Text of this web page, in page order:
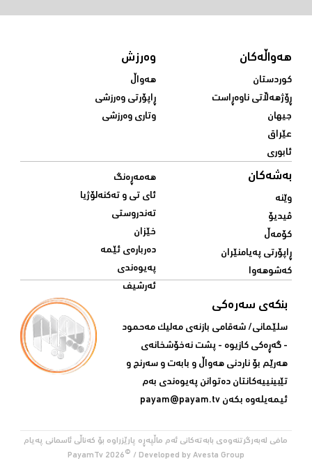
هەواڵەکان
کوردستان
ڕۆژهەڵاتی ناوەڕاست
جیهان
عێراق
ئابوری
وەرزش
هەواڵ
ڕاپۆرتی وەرزشی
وتاری وەرزشی
بەشەکان
وێنە
ڤیدیۆ
کۆمەڵ
ڕاپۆرتی پەیامنێران
کەشوهەوا
هەمەڕەنگ
ئای تی و تەکنەلۆژیا
تەندروستی
خێزان
دەربارەی ئێمە
پەیوەندی
ئەرشیف
بنکەی سەرەکی
سلێمانی/ شه‌قامی بازنه‌ی مه‌لیک مه‌حمود
- گه‌ڕه‌کی کازیوه‌ - پشت نه‌خۆشخانه‌ی‌
هه‌رێم بۆ ناردنی‌ هه‌واڵ و بابه‌ت و سه‌رنج و
تێبینییه‌كانتان ده‌توانن په‌یوه‌ندی‌ به‌م
ئیمه‌یله‌وه‌ بكه‌ن payam@payam.tv
مافی لەبەرگرتنەوەی بابەتەکانی ئەم ماڵپەڕە پارێزراوە بۆ کەناڵی ئاسمانی پەیام
PayamTv 2026© / Developed byAvesta Group